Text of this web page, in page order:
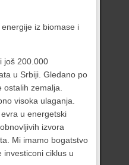
iz biomase i
još 200.000
u Srbiji. Gledano po
zemalja.
visoka ulaganja.
u energetski
izvora
Mi imamo bogatstvo
investiconi ciklus u